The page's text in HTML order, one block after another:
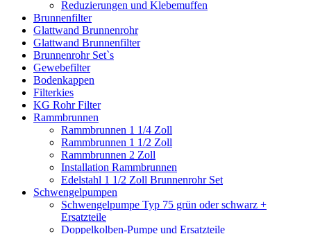
Reduzierungen und Klebemuffen
Brunnenfilter
Glattwand Brunnenrohr
Glattwand Brunnenfilter
Brunnenrohr Set`s
Gewebefilter
Bodenkappen
Filterkies
KG Rohr Filter
Rammbrunnen
Rammbrunnen 1 1/4 Zoll
Rammbrunnen 1 1/2 Zoll
Rammbrunnen 2 Zoll
Installation Rammbrunnen
Edelstahl 1 1/2 Zoll Brunnenrohr Set
Schwengelpumpen
Schwengelpumpe Typ 75 grün oder schwarz +
Ersatzteile
Doppelkolben-Pumpe und Ersatzteile